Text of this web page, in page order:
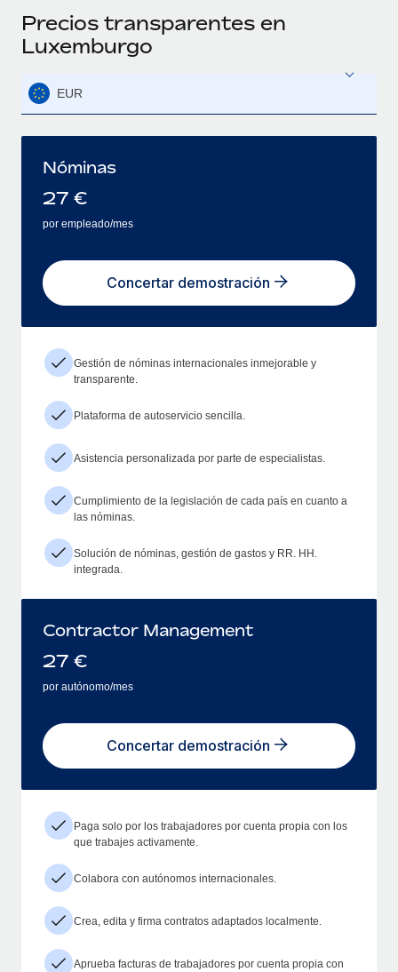
Precios transparentes en
Luxemburgo
EUR
Nóminas
27 €
por empleado/mes
Concertar demostración
Gestión de nóminas internacionales inmejorable y
transparente.
Plataforma de autoservicio sencilla.
Asistencia personalizada por parte de especialistas.
Cumplimiento de la legislación de cada país en cuanto a
las nóminas.
Solución de nóminas, gestión de gastos y RR. HH.
integrada.
Contractor Management
27 €
por autónomo/mes
Concertar demostración
Paga solo por los trabajadores por cuenta propia con los
que trabajes activamente.
Colabora con autónomos internacionales.
Crea, edita y firma contratos adaptados localmente.
Aprueba facturas de trabajadores por cuenta propia con